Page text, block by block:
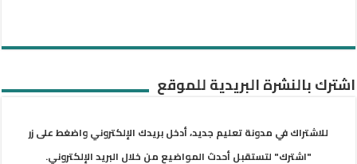
اشترك بالنشرة البريدية للموقع
للاشتراك في مدونة تعليم جديد، أدخل بريدك الإلكتروني واضغط على زر
"اشترك" لتستقبل أحدث المواضيع من خلال البريد الإلكتروني.